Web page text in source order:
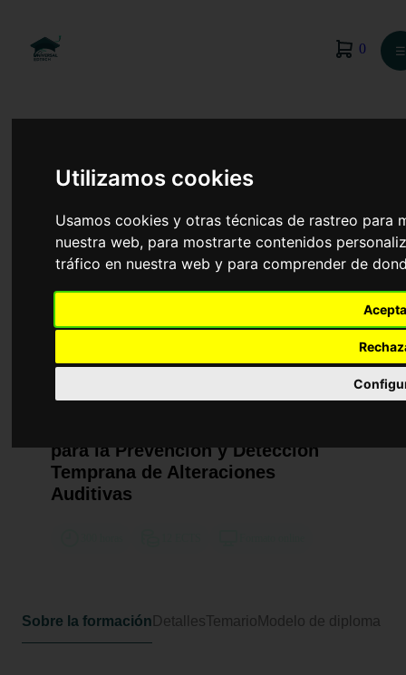
Utilizamos cookies
Usamos cookies y otras técnicas de rastreo para
nuestra web, para mostrarte contenidos
tráfico en nuestra web y para comprender de
0 ☰
Curso Universitario de
para la Prevención y Detección
Temprana de Alteraciones
Auditivas
Sobre la formación DetallesTemario Modelo de diploma